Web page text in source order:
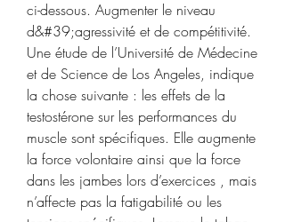
ci-dessous. Augmenter le niveau
d&#39;agressivité et de compétitivité.
Une étude de l’Université de Médecine
et de Science de Los Angeles, indique
la chose suivante : les effets de la
testostérone sur les performances du
muscle sont spécifiques. Elle augmente
la force volontaire ainsi que la force
dans les jambes lors d’exercices , mais
n’affecte pas la fatigabilité ou les